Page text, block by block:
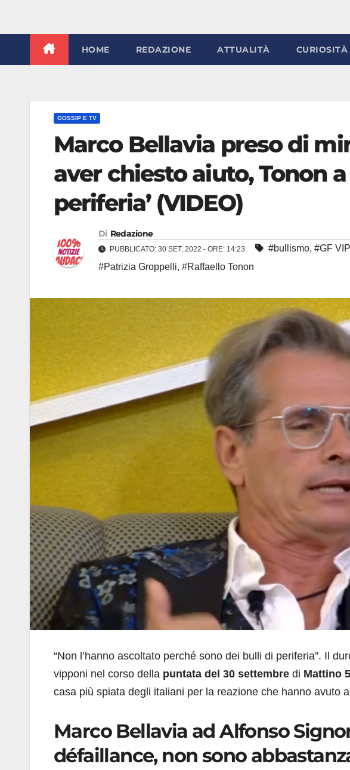
HOME REDAZIONE ATTUALITÀ CURIOSITÀ
GOSSIP E TV
Marco Bellavia preso di
aver chiesto aiuto, Tonon
periferia’ (VIDEO)
Di Redazione
PUBBLICATO: 30 SET, 2022 - ORE: 14:23 #bullismo, #GF VIP
#Patrizia Groppelli, #Raffaello Tonon
“Non l’hanno ascoltato perché sono dei bulli di periferia”. Il
vipponi nel corso della puntata del 30 settembre di Mattino 5
casa più spiata degli italiani per la reazione che hanno avuto
Marco Bellavia ad Alfonso
défaillance, non sono